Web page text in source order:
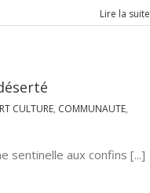
Lire la suite
CULTURE, COMMUNAUTE,
sentinelle aux confins [...]